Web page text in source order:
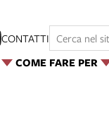
COME FARE PER
CONTATTI